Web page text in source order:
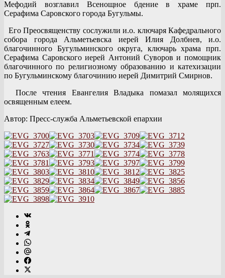
Мефодий возглавил Всенощное бдение в храме прп.
Серафима Саровского города Бугульмы.
Его Преосвященству сослужили и.о. ключаря Кафедрального
собора города Альметьевска иерей Илия Долбнев, и.о.
благочинного Бугульминского округа, ключарь храма прп.
Серафима Саровского иерей Антоний Суворов и помощник
благочинного по религиозному образованию и катехизации
по Бугульминскому благочинию иерей Димитрий Смирнов.
После чтения Евангелия Владыка помазал молящихся
освященным елеем.
Автор: Пресс-служба Альметьевской епархии